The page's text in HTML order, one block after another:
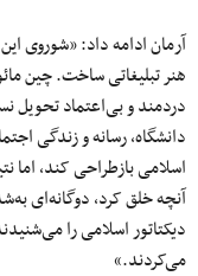
آرمان ادامه داد: «شوروی
هنر تبلیغاتی ساخت. چین
دردمند و بی‌اعتماد تحویل
دانشگاه، رسانه و زندگی
اسلامی بازطراحی کند،
آنچه خلق کرد، دوگانه‌ای
دیکتاتور اسلامی را
می‌کردند.»